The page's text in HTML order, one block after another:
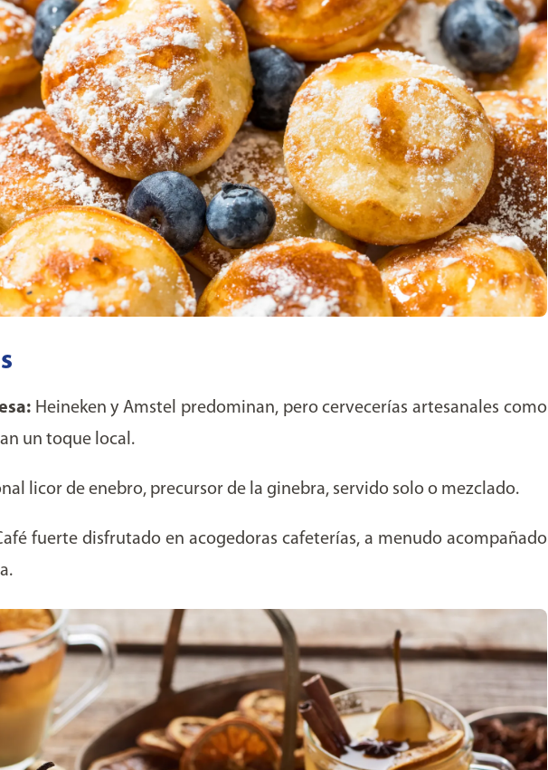
Heineken y Amstel predominan, pero cervecerías artesanales como
un toque local.
licor de enebro, precursor de la ginebra, servido solo o mezclado.
fuerte disfrutado en acogedoras cafeterías, a menudo acompañado